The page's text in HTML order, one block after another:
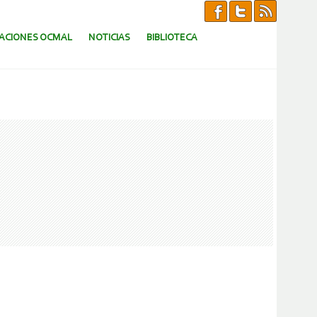
OCMAL NOTICIAS BIBLIOTECA